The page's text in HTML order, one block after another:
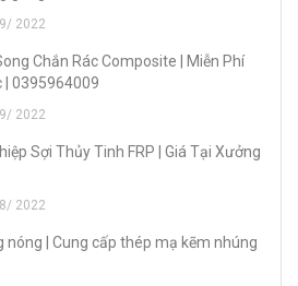
2022
Chắn Rác Composite | Miễn Phí
| 0395964009
2022
Sợi Thủy Tinh FRP | Giá Tại Xưởng
2022
| Cung cấp thép mạ kẽm nhúng